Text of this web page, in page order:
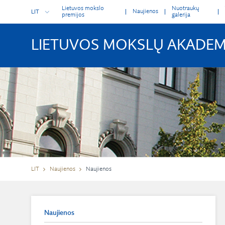
LIETUVOS MOKSLŲ
LIT
Lietuvos mokslo
premijos
Naujienos
Nuotraukų
galerija
LIT Naujienos Naujienos
Naujienos